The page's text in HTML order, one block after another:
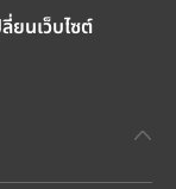
ยนเว็บไซต์